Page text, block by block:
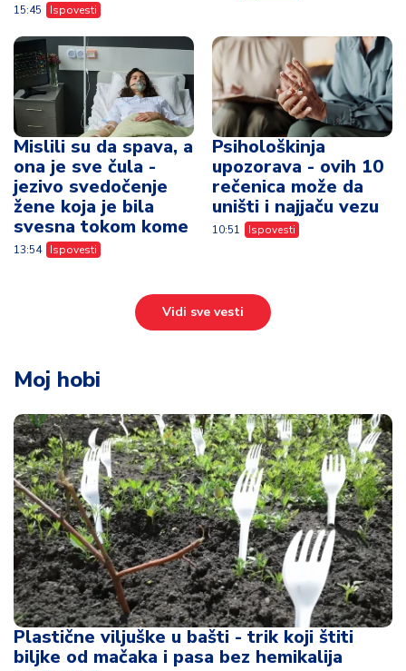
15:45 Ispovesti
Mislili su da spava, a
ona je sve čula -
jezivo svedočenje
žene koja je bila
svesna tokom kome
13:54 Ispovesti
Psihološkinja
upozorava - ovih 10
rečenica može da
uništi i najjaču vezu
10:51 Ispovesti
Vidi sve vesti
Moj hobi
Plastične viljuške u bašti - trik koji štiti
biljke od mačaka i pasa bez hemikalija